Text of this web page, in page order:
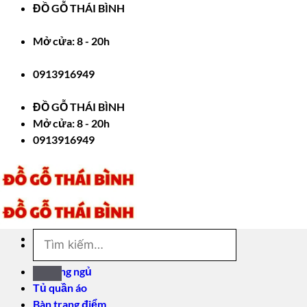
ĐỒ GỖ THÁI BÌNH
Mở cửa: 8 - 20h
0913916949
ĐỒ GỖ THÁI BÌNH
Mở cửa: 8 - 20h
0913916949
Giường ngủ
Tủ quần áo
Bàn trang điểm
kiếm: